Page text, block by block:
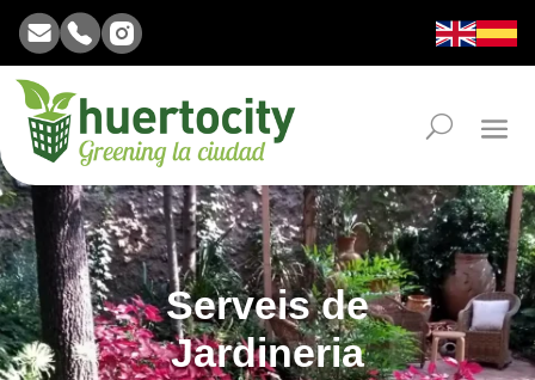
Serveis de
Jardineria